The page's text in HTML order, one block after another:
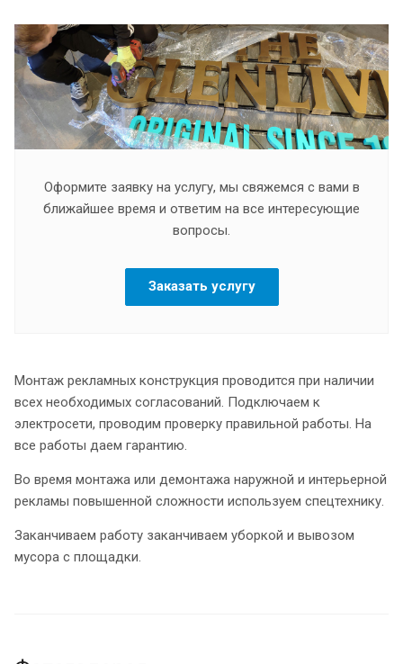
Оформите заявку на услугу, мы свяжемся с вами в
ближайшее время и ответим на все интересующие
вопросы.
Заказать услугу
Монтаж рекламных конструкция проводится при наличии
всех необходимых согласований. Подключаем к
электросети, проводим проверку правильной работы. На
все работы даем гарантию.
Во время монтажа или демонтажа наружной и интерьерной
рекламы повышенной сложности используем спецтехнику.
Заканчиваем работу заканчиваем уборкой и вывозом
мусора с площадки.